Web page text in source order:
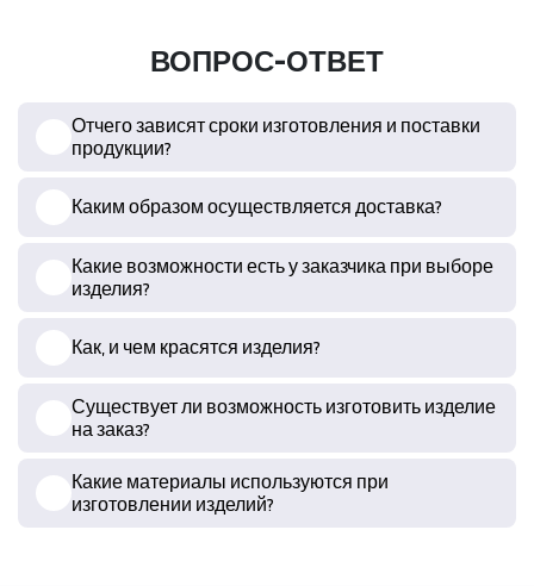
ВОПРОС-ОТВЕТ
Отчего зависят сроки изготовления и поставки
продукции?
Каким образом осуществляется доставка?
Какие возможности есть у заказчика при выборе
изделия?
Как, и чем красятся изделия?
Существует ли возможность изготовить изделие
на заказ?
Какие материалы используются при
изготовлении изделий?